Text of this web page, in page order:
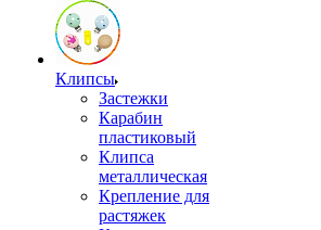
Клипсы
Застежки
Карабин
пластиковый
Клипса
металлическая
Крепление для
растяжек